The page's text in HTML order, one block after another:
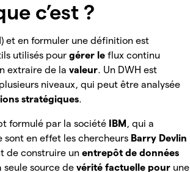
c’est ?
et en formuler une définition est
utilisés pourgérer leflux continu
extraire de lavaleur. Un DWH est
niveaux, qui peut être analysée
stratégiques.
formulé par la société IBM , qui a
sont en effet les chercheurs Barry Devlin
de construire unentrepôt de données
seule source devérité factuelle pour une